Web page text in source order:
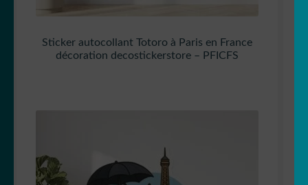
Sticker autocollant Totoro à Paris en France
décoration decostickerstore – PFICFS